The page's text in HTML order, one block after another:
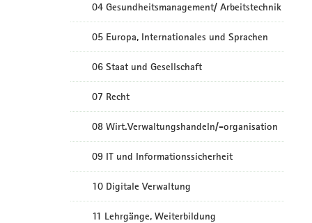
04 Gesundheitsmanagement/ Arbeitstechnik
05 Europa, Internationales und Sprachen
06 Staat und Gesellschaft
07 Recht
08 Wirt.Verwaltungshandeln/-organisation
09 IT und Informationssicherheit
10 Digitale Verwaltung
11 Lehrgänge, Weiterbildung